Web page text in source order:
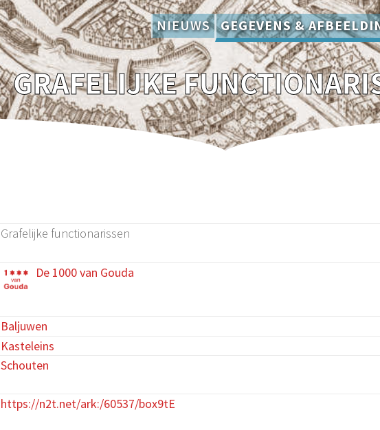
NIEUWS GEGEVENS &
GRAFELIJKE
Grafelijke functionarissen
De 1000 van Gouda
Baljuwen
Kasteleins
Schouten
https://n2t.net/ark:/60537/box9tE